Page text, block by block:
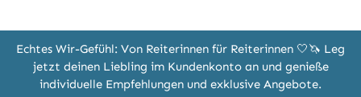
Echtes Wir-Gefühl: Von Reiterinnen für Reiterinnen 🤍🦄 Leg
jetzt deinen Liebling im Kundenkonto an und genieße
individuelle Empfehlungen und exklusive Angebote.